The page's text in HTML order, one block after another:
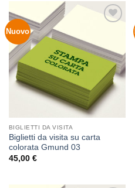
Nuovo
dei
desideri
BIGLIETTI DA VISITA
Biglietti da visita su carta
colorata Gmund 03
45,00 €